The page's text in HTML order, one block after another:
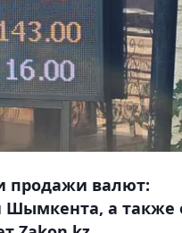
продажи валют:
Шымкента, а также